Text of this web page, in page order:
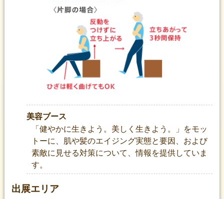
美容ブース
「健やかに生きよう。美しく生きよう。」をモッ
トーに、肌や髪のエイジング実態と要因、および
素敵に見せる対策について、情報を提供していま
す。
出展エリア